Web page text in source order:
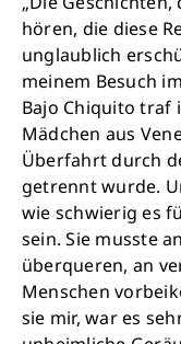
hören, die diese
unglaublich
meinem Besuch
Bajo Chiquito traf
Mädchen aus
Überfahrt durch
getrennt wurde.
wie schwierig es
sein. Sie musste
überqueren, an
Menschen
sie mir, war es